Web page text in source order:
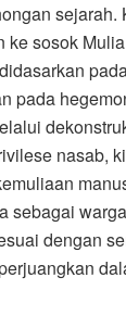
sejarah.
sosok
pada
nasab,
sebagai
dengan